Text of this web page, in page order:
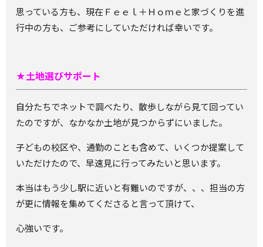
思っている方も、現在Ｆｅｅｌ＋Ｈｏｍｅと家づくりを進
行中の方も、ご参考にしていただければ幸いです。
★土地選びサポート
自分たちでネットで調べたり、散歩しながら見て回ってい
たのですが、なかなか土地が見つからずにいました。
子どもの校区や、通勤のことも含めて、いくつか提案して
いただけたので、早速見に行ってみたいと思います。
本当はもう少し駅に近いと有難いのですが、、、担当の方
が更に情報を集めてくださると言って頂けて、
心強いです。